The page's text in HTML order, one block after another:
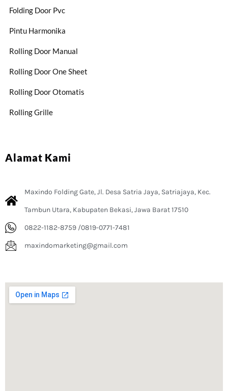
Folding Door Pvc
Pintu Harmonika
Rolling Door Manual
Rolling Door One Sheet
Rolling Door Otomatis
Rolling Grille
Alamat Kami
Maxindo Folding Gate, Jl. Desa Satria Jaya, Satriajaya, Kec.
Tambun Utara, Kabupaten Bekasi, Jawa Barat 17510
0822-1182-8759 /0819-0771-7481
maxindomarketing@gmail.com